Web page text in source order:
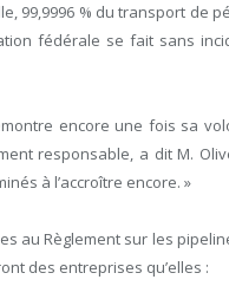
99,9996 % du transport
fédérale se fait sans
encore une fois sa
responsable, a dit M.
à l’accroître encore. »
au Règlement sur les
des entreprises qu’elles :